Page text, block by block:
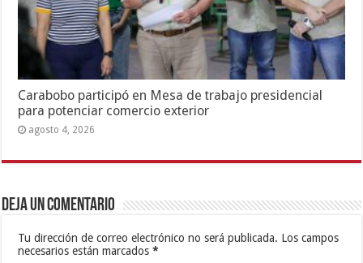
Carabobo participó en Mesa de trabajo presidencial
para potenciar comercio exterior
agosto 4, 2026
Deja un comentario
Tu dirección de correo electrónico no será publicada. Los campos
necesarios están marcados*